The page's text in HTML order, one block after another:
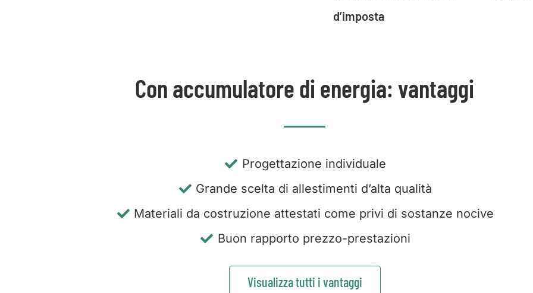
d’imposta
Con accumulatore di energia: vantaggi
Progettazione individuale
Grande scelta di allestimenti d’alta qualità
Materiali da costruzione attestati come privi di sostanze nocive
Buon rapporto prezzo-prestazioni
Visualizza tutti i vantaggi